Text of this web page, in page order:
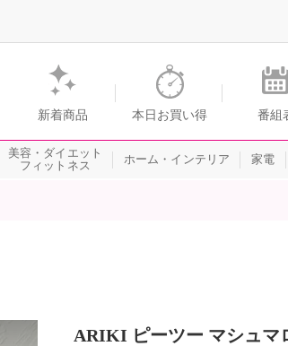
ビショッピングのショップチャンネル
新着商品 本日お買い得 番組
美容・ダイエット
フィットネス
ホーム・インテリア 家電
ARIKI ピーツー マシュマ